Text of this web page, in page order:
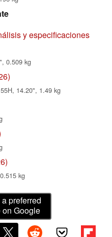
y especificaciones
0.509 kg
14.20", 1.49 kg
kg
preferred
on Google